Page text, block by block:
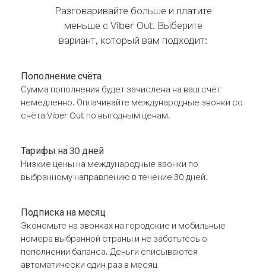
Разговаривайте больше и платите
меньше с Viber Out. Выберите
вариант, который вам подходит:
Пополнение счёта
Сумма пополнения будет зачислена на ваш счёт
немедленно. Оплачивайте международные звонки со
счёта Viber Out по выгодным ценам.
Тарифы на 30 дней
Низкие цены на международные звонки по
выбранному направлению в течение 30 дней.
Подписка на месяц
Экономьте на звонках на городские и мобильные
номера выбранной страны и не заботьтесь о
пополнении баланса. Деньги списываются
автоматически один раз в месяц